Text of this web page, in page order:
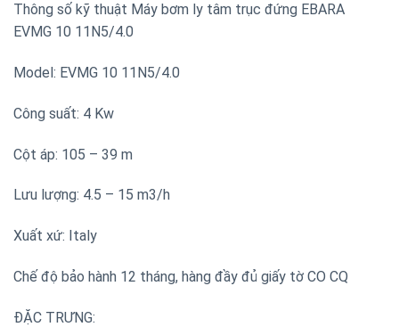
Thông số kỹ thuật Máy bơm ly tâm trục đứng EBARA
EVMG 10 11N5/4.0
Model: EVMG 10 11N5/4.0
Công suất: 4 Kw
Cột áp: 105 – 39 m
Lưu lượng: 4.5 – 15 m3/h
Xuất xứ: Italy
Chế độ bảo hành 12 tháng, hàng đầy đủ giấy tờ CO CQ
ĐẶC TRƯNG: